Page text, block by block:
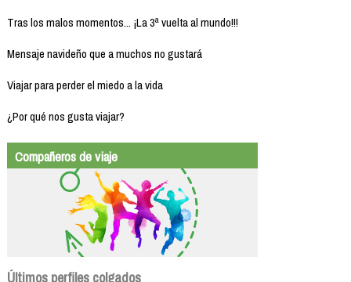
Tras los malos momentos... ¡La 3ª vuelta al mundo!!!
Mensaje navideño que a muchos no gustará
Viajar para perder el miedo a la vida
¿Por qué nos gusta viajar?
Compañeros de viaje
Últimos perfiles colgados